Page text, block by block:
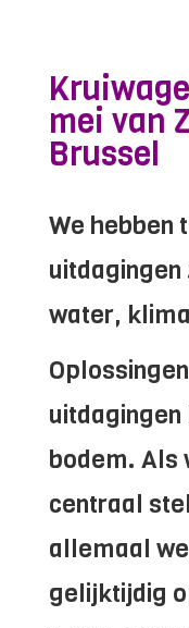
mei van
Brussel
We hebben
water,
uitdagingen
bodem. Als
centraal
allemaal
gelijktijdig